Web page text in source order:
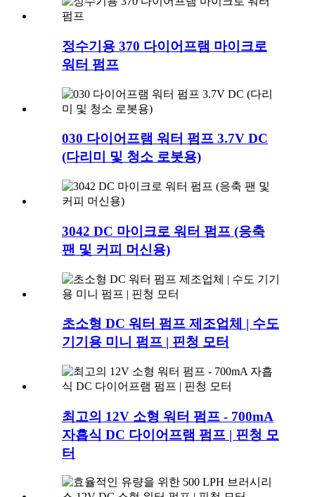
정수기용 370 다이어프램 마이크로
워터 펌프
030 다이어프램 워터 펌프 3.7V DC
(다리미 및 청소 로봇용)
3042 DC 마이크로 워터 펌프 (응축
팬 및 커피 머신용)
초소형 DC 워터 펌프 제조업체 | 수도
기기용 미니 펌프 | 핀청 모터
최고의 12V 소형 워터 펌프 - 700mA
자흡식 DC 다이어프램 펌프 | 핀청 모
터